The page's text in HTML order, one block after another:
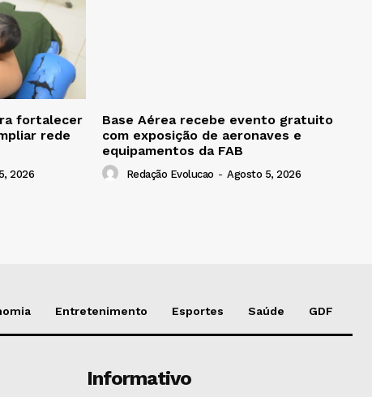
fortalecer
rede
2026
Base Aérea recebe evento gratuito
com exposição de aeronaves e
equipamentos da FAB
Redação Evolucao - Agosto 5, 2026
Entretenimento Esportes Saúde GDF
Informativo